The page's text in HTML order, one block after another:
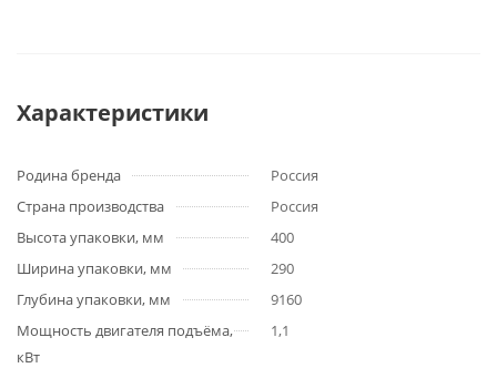
Характеристики
Родина бренда
Россия
Страна производства
Россия
Высота упаковки, мм
400
Ширина упаковки, мм
290
Глубина упаковки, мм
9160
Мощность двигателя подъёма,
кВт
1,1